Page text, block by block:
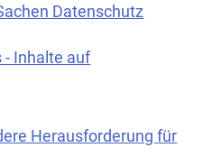
Datenschutz
- Inhalte auf
Herausforderung für